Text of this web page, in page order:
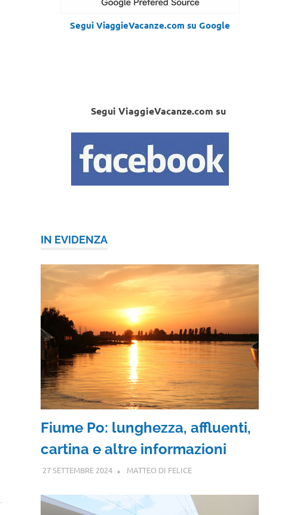
Segui ViaggieVacanze.com su Google
Segui ViaggieVacanze.com su
IN EVIDENZA
Fiume Po: lunghezza, affluenti,
cartina e altre informazioni
27 SETTEMBRE 2024 MATTEO DI FELICE